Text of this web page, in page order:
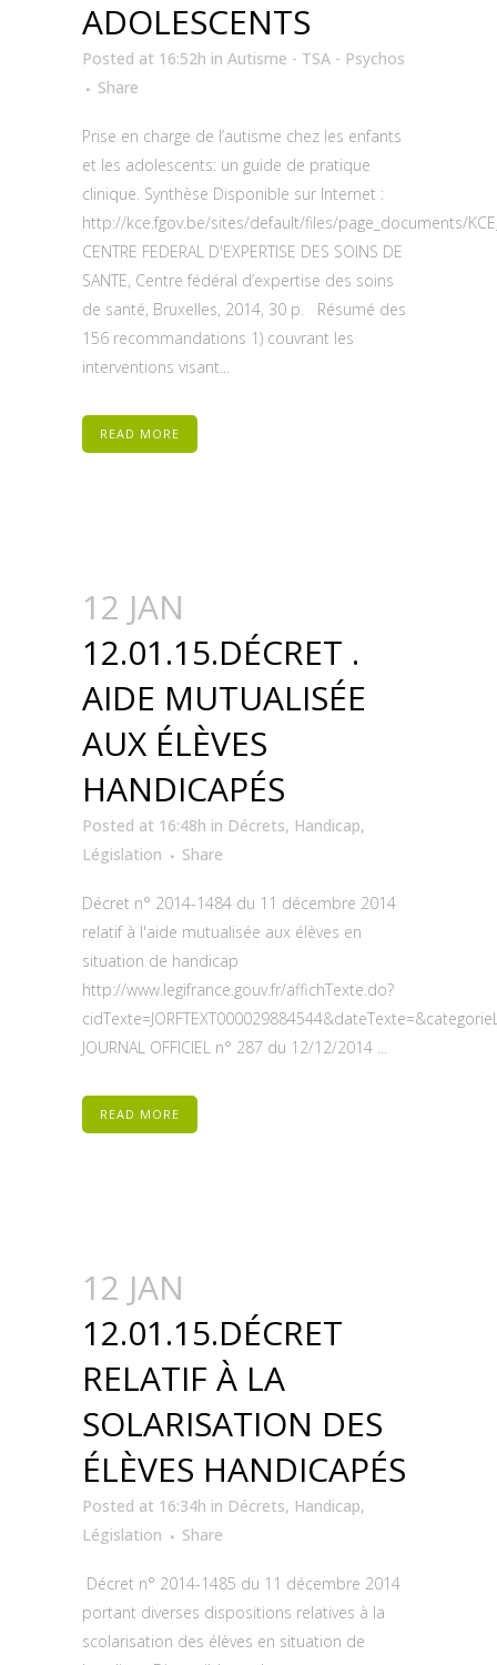
ADOLESCENTS
Posted at 16:52h in Autisme - TSA - Psychos
Share
Prise en charge de l’autisme chez les enfants
et les adolescents: un guide de pratique
clinique. Synthèse Disponible sur Internet :
http://kce.fgov.be/sites/default/files/page_documents/
CENTRE FEDERAL D'EXPERTISE DES SOINS DE
SANTE, Centre fédéral d’expertise des soins
de santé, Bruxelles, 2014, 30 p. Résumé des
156 recommandations 1) couvrant les
interventions visant...
READ MORE
12 JAN
12.01.15.DÉCRET .
AIDE MUTUALISÉE
AUX ÉLÈVES
HANDICAPÉS
Posted at 16:48h in Décrets, Handicap,
Législation
Share
Décret n° 2014-1484 du 11 décembre 2014
relatif à l'aide mutualisée aux élèves en
situation de handicap
http://www.legifrance.gouv.fr/affichTexte.do?
JOURNAL OFFICIEL n° 287 du 12/12/2014 ...
READ MORE
12 JAN
12.01.15.DÉCRET
RELATIF À LA
SOLARISATION DES
ÉLÈVES HANDICAPÉS
Posted at 16:34h in Décrets, Handicap,
Législation
Share
Décret n° 2014-1485 du 11 décembre 2014
portant diverses dispositions relatives à la
scolarisation des élèves en situation de